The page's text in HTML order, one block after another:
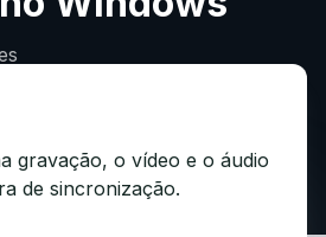
gravação, o vídeo e o áudio
de sincronização.